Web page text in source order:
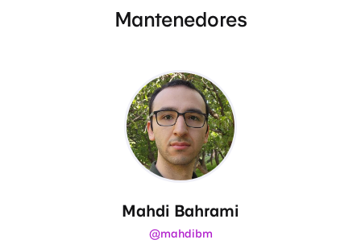
Mantenedores
Mahdi Bahrami
@mahdibm